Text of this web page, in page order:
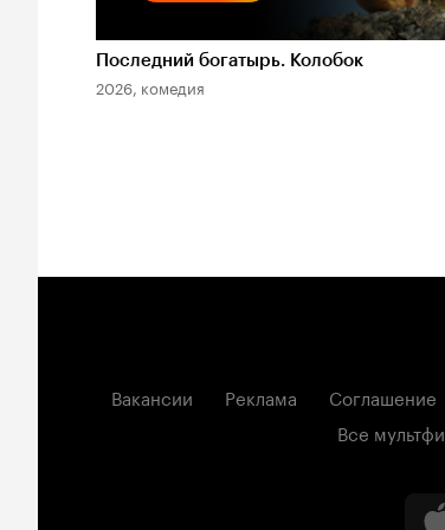
Последний богатырь. Колобок
2026, комедия
Вакансии Реклама Соглашение
Все